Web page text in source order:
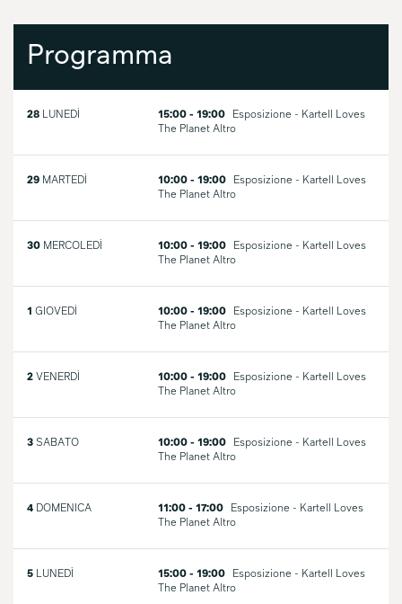
Programma
28 LUNEDÌ 15:00 - 19:00
Esposizione - Kartell Loves
The PlanetAltro
29 MARTEDÌ 10:00 - 19:00
Esposizione - Kartell Loves
The PlanetAltro
30 MERCOLEDÌ 10:00 - 19:00
Esposizione - Kartell Loves
The PlanetAltro
1 GIOVEDÌ 10:00 - 19:00
Esposizione - Kartell Loves
The PlanetAltro
2 VENERDÌ 10:00 - 19:00
Esposizione - Kartell Loves
The PlanetAltro
3 SABATO 10:00 - 19:00
Esposizione - Kartell Loves
The PlanetAltro
4 DOMENICA 11:00 - 17:00
Esposizione - Kartell Loves
The PlanetAltro
5 LUNEDÌ 15:00 - 19:00
Esposizione - Kartell Loves
The PlanetAltro